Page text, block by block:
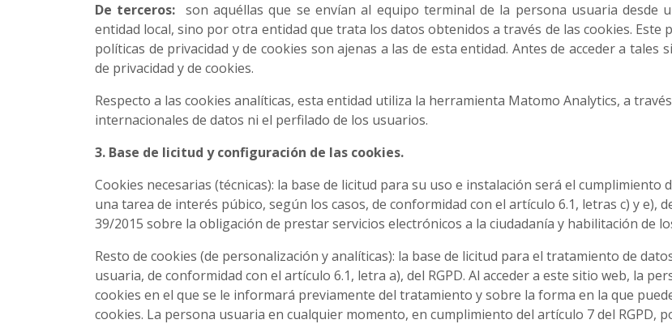
De terceros: son aquéllas que se envían al equipo terminal de la persona usuaria
entidad local, sino por otra entidad que trata los datos obtenidos a través de las cookies. Este
políticas de privacidad y de cookies son ajenas a las de esta entidad. Antes de acceder a
de privacidad y de cookies.
Respecto a las cookies analíticas, esta entidad utiliza la herramienta Matomo Analytics, a
internacionales de datos ni el perfilado de los usuarios.
3. Base de licitud y configuración de las cookies.
Cookies necesarias (técnicas): la base de licitud para su uso e instalación será el
una tarea de interés púbico, según los casos, de conformidad con el artículo 6.1, letras c) y e),
39/2015 sobre la obligación de prestar servicios electrónicos a la ciudadanía y habilitación de
Resto de cookies (de personalización y analíticas): la base de licitud para el tratamiento de
usuaria, de conformidad con el artículo 6.1, letra a), del RGPD. Al acceder a este sitio web, la
cookies en el que se le informará previamente del tratamiento y sobre la forma en la que
cookies. La persona usuaria en cualquier momento, en cumplimiento del artículo 7 del RGPD,